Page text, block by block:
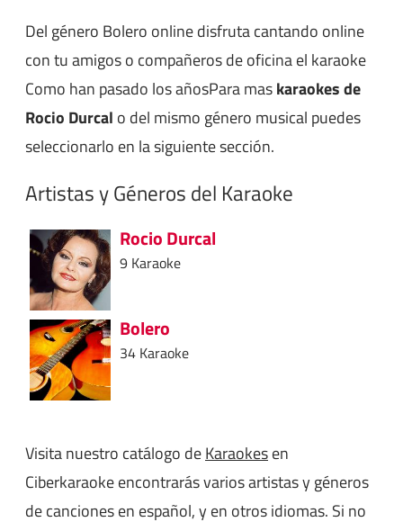
Del género Bolero online disfruta cantando online
con tu amigos o compañeros de oficina el karaoke
Como han pasado los añosPara maskaraokes de
Rocio Durcal o del mismo género musical puedes
seleccionarlo en la siguiente sección.
Artistas y Géneros del Karaoke
Rocio Durcal
9 Karaoke
Bolero
34 Karaoke
Visita nuestro catálogo deKaraokesen
Ciberkaraoke encontrarás varios artistas y géneros
de canciones en español, y en otros idiomas. Si no